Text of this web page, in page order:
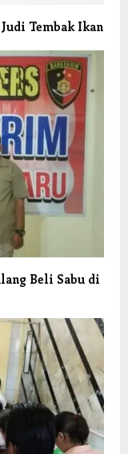
Tembak Ikan
Beli Sabu di